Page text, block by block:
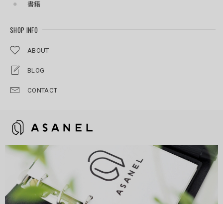
書籍
SHOP INFO
ABOUT
BLOG
CONTACT